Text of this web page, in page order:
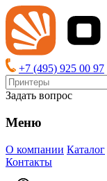
+7 (495) 925 00 97
Задать вопрос
Меню
О компании Каталог
Контакты